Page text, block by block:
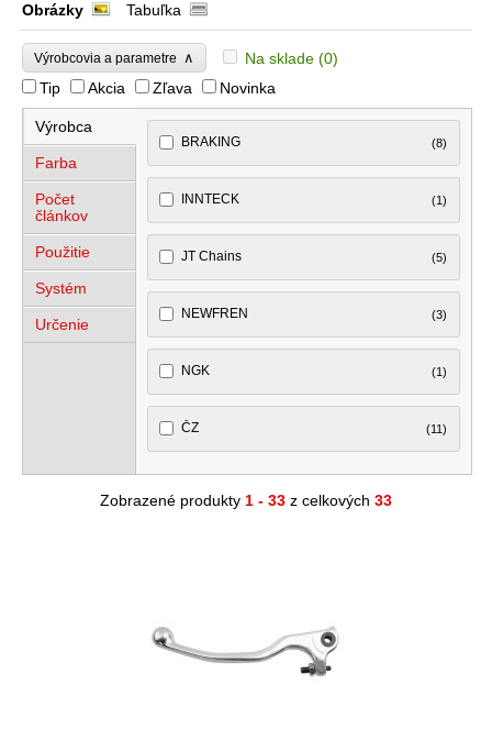
Obrázky
Tabuľka
Výrobcovia a parametre ∧ Na sklade (0)
Tip
Akcia Zľava Novinka
Výrobca
Farba
Počet
článkov
Použitie
Systém
Určenie
BRAKING (8)
INNTECK (1)
JT Chains (5)
NEWFREN (3)
NGK (1)
ČZ (11)
Zobrazené produkty 1 - 33 z celkových 33